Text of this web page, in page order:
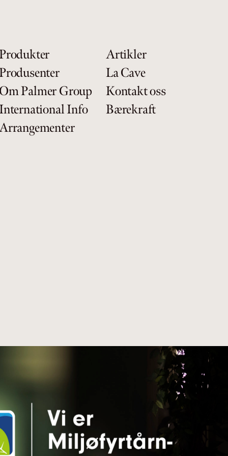
Palmer Group
Info
Artikler
La Cave
Kontakt oss
Bærekraft